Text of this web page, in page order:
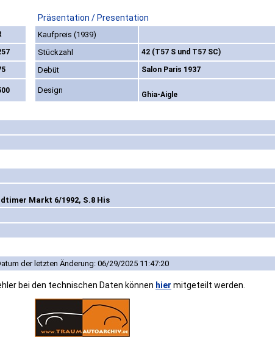
Präsentation / Presentation
Kaufpreis (1939)
Stückzahl 42 (T57 S und T57 SC)
Debüt Salon Paris 1937
Design Ghia-Aigle
Markt 6/1992, S.8 His
der letzten Änderung: 06/29/2025 11:47:20
bei den technischen Daten können hier mitgeteilt werden.